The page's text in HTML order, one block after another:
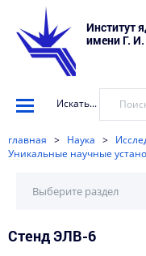
Институт
имени Г.
Искать...
главная > Наука >
Уникальные научные
Регламент доступа к
Выберите раздел
Стенд ЭЛВ-6